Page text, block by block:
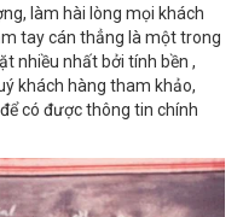
làm hài lòng mọi khách
tay cán thẳng là một trong
nhiều nhất bởi tính bền ,
khách hàng tham khảo,
có được thông tin chính